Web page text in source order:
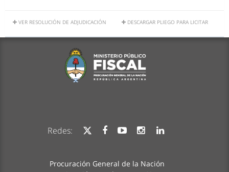
VER RESOLUCIÓN DE ADJUDICACIÓN DESCARGAR PLIEGO PARA LICITAR
Redes:
Procuración General de la Nación